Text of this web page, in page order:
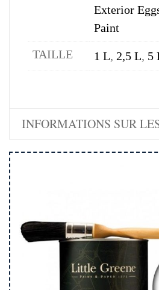
Exterior
Paint
TAILLE
1 L, 2,5 L, 5
INFORMATIONS SUR